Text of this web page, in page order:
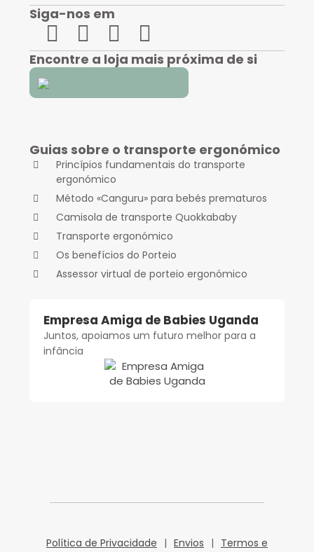
Siga-nos em
Encontre a loja mais próxima de si
Guias sobre o transporte ergonómico
Princípios fundamentais do transporte
ergonómico
Método «Canguru» para bebés prematuros
Camisola de transporte Quokkababy
Transporte ergonómico
Os benefícios do Porteio
Assessor virtual de porteio ergonómico
Empresa Amiga de Babies Uganda
Juntos, apoiamos um futuro melhor para a
infância
Política de Privacidade | Envios | Termos e